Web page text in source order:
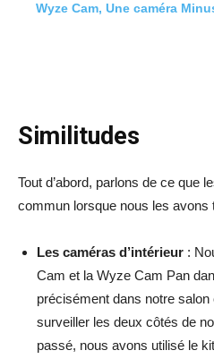
Wyze Cam, Une caméra
Similitudes
Tout d’abord, parlons de ce que
commun lorsque nous les avons
Les caméras d’intérieur :
Cam et la Wyze Cam Pan
précisément dans notre
surveiller les deux côtés de
passé, nous avons utilisé le